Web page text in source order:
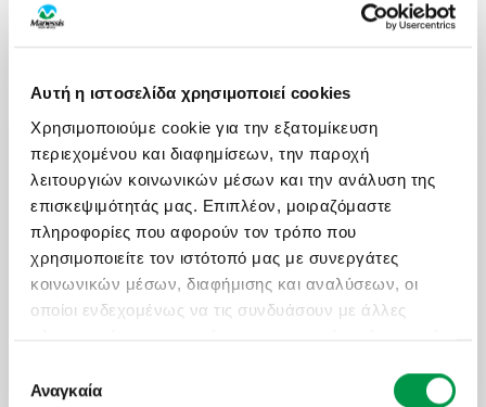
Αυτή η ιστοσελίδα χρησιμοποιεί cookies
Χρησιμοποιούμε cookie για την εξατομίκευση
περιεχομένου και διαφημίσεων, την παροχή
λειτουργιών κοινωνικών μέσων και την ανάλυση της
επισκεψιμότητάς μας. Επιπλέον, μοιραζόμαστε
πληροφορίες που αφορούν τον τρόπο που
χρησιμοποιείτε τον ιστότοπό μας με συνεργάτες
κοινωνικών μέσων, διαφήμισης και αναλύσεων, οι
οποίοι ενδεχομένως να τις συνδυάσουν με άλλες
χρήση των υπηρεσιών τους.
συγκατάθεσης
Αναγκαία
Πληροφορίες
Αναχωρήσεις
8 μέρες αεροπορικώς σε Όσλο, Μπέργκεν,
Στάβανγκερ, Κρίστιανσαντ, Ντράμεν. Διαμονή σε
επιλεγμένα ξενοδοχεία 3* & 4* με πρωινό μπουφέ
καθημερινά.
ΑΠΟ 2.100
Τελική τιμή ανά άτομο